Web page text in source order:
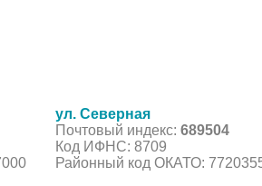
ул. Северная
Почтовый индекс: 689504
Код ИФНС: 8709
Районный код ОКАТО: